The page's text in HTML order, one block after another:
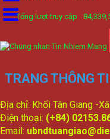
Tổng lượt truy cập
TRANG THÔNG
Địa chỉ: Khối Tân Giang -
Điện thoại: (+84)
Email: